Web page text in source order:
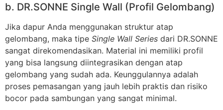
b. DR.SONNE Single Wall (Profil Gelombang)
Jika dapur Anda menggunakan struktur atap
gelombang, maka tipe Single Wall Series dari DR.SONNE
sangat direkomendasikan. Material ini memiliki profil
yang bisa langsung diintegrasikan dengan atap
gelombang yang sudah ada. Keunggulannya adalah
proses pemasangan yang jauh lebih praktis dan risiko
bocor pada sambungan yang sangat minimal.